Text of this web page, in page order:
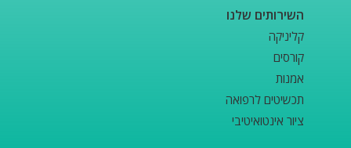
השירותים שלנו
קליניקה
קורסים
אמנות
תכשיטים לרפואה
ציור אינטואיטיבי